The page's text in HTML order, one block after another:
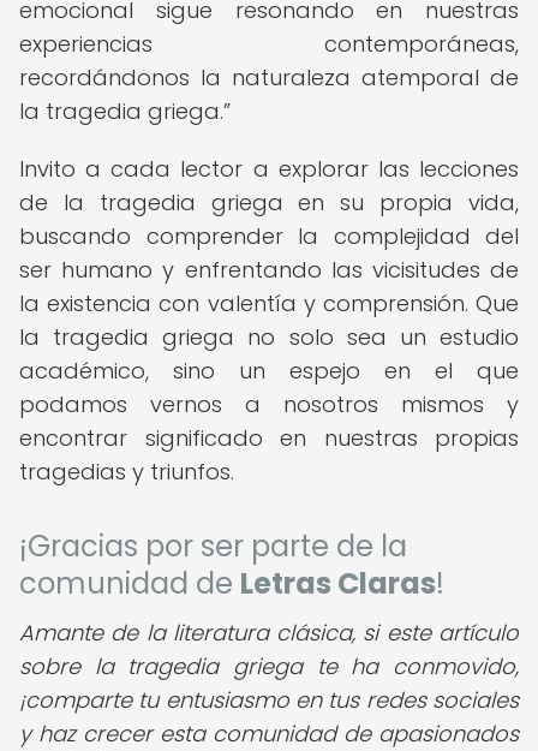
emocional sigue resonando en nuestras
experiencias contemporáneas,
recordándonos la naturaleza atemporal de
la tragedia griega.
Invito a cada lector a explorar las lecciones
de la tragedia griega en su propia vida,
buscando comprender la complejidad del
ser humano y enfrentando las vicisitudes de
la existencia con valentía y comprensión. Que
la tragedia griega no solo sea un estudio
académico, sino un espejo en el que
podamos vernos a nosotros mismos y
encontrar significado en nuestras propias
tragedias y triunfos.
¡Gracias por ser parte de la
comunidad de Letras Claras!
Amante de la literatura clásica, si este artículo
sobre la tragedia griega te ha conmovido,
¡comparte tu entusiasmo en tus redes sociales
y haz crecer esta comunidad de apasionados